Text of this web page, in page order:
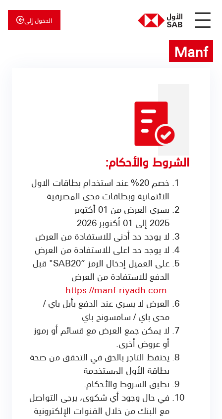
الدخول إلى
الأول
الأول
للاستثمارManf
الشروط والأحكام:
خصم 20% عند استخدام بطاقات الاول
الائتمانية وبطاقات مدى المصرفية
يسري العرض من 01 أكتوبر
2025 إلى 01 أكتوبر 2026
لا يوجد حد أدنى للاستفادة من العرض
لا يوجد حد اعلى للاستفادة من العرض
على العميل إدخال الرمز ”SAB20" قبل
الدفع للاستفادة من العرض
https://manf-riyadh.com
العرض لا يسري عند الدفع بأبل باي /
مدى باي / سامسونج باي
لا يمكن جمع العرض مع قسائم أو رموز
أو عروض أخرى.
يحتفظ التاجر بالحق في التحقق من صحة
بطاقة الأول المستخدمة
تطبق الشروط والأحكام.
في حال وجود أي شكوى، يرجى التواصل
مع البنك من خلال القنوات الإلكترونية